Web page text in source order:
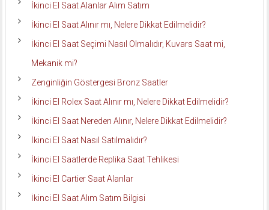
İkinci El Saat Alanlar Alım Satım
İkinci El Saat Alınır mı, Nelere Dikkat Edilmelidir?
İkinci El Saat Seçimi Nasıl Olmalıdır, Kuvars Saat mi,
Mekanik mi?
Zenginliğin Göstergesi Bronz Saatler
İkinci El Rolex Saat Alınır mı, Nelere Dikkat Edilmelidir?
İkinci El Saat Nereden Alınır, Nelere Dikkat Edilmelidir?
İkinci El Saat Nasıl Satılmalıdır?
İkinci El Saatlerde Replika Saat Tehlikesi
İkinci El Cartier Saat Alanlar
İkinci El Saat Alım Satım Bilgisi